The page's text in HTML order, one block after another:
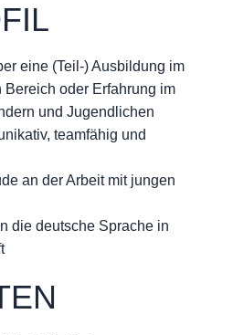
eine (Teil-) Ausbildung im
Bereich oder Erfahrung im
und Jugendlichen
teamfähig und
an der Arbeit mit jungen
die deutsche Sprache in